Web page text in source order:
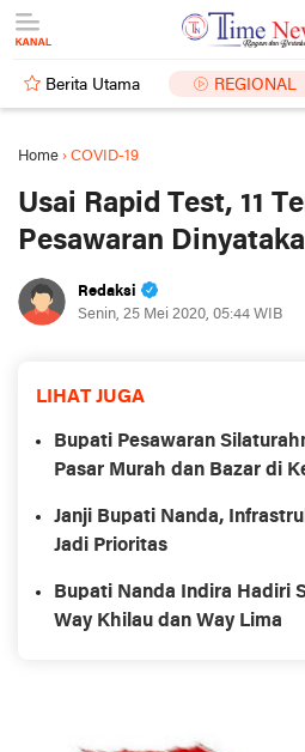
Berita Utama REGIONAL
Home › COVID-19
Usai Rapid Test, 11
Pesawaran
Redaksi
Senin, 25 Mei 2020, 05:44 WIB
LIHAT JUGA
Bupati Pesawaran
Pasar Murah dan Bazar di
Janji Bupati Nanda,
Jadi Prioritas
Bupati Nanda Indira Hadiri
Way Khilau dan Way Lima